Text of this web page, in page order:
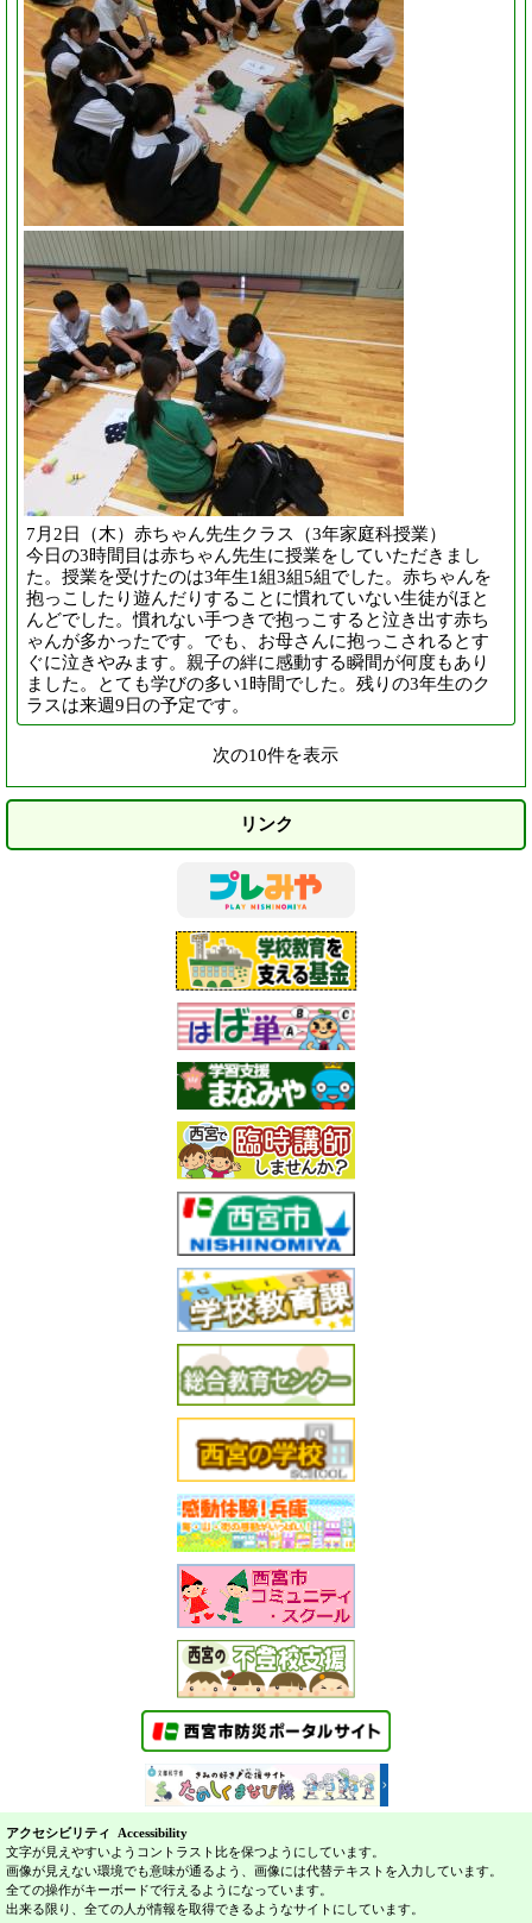
7月2日（木）赤ちゃん先生クラス（3年家庭科授業）
今日の3時間目は赤ちゃん先生に授業をしていただきまし
た。授業を受けたのは3年生1組3組5組でした。赤ちゃんを
抱っこしたり遊んだりすることに慣れていない生徒がほと
んどでした。慣れない手つきで抱っこすると泣き出す赤ち
ゃんが多かったです。でも、お母さんに抱っこされるとす
ぐに泣きやみます。親子の絆に感動する瞬間が何度もあり
ました。とても学びの多い1時間でした。残りの3年生のク
ラスは来週9日の予定です。
次の10件を表示
リンク
アクセシビリティ Accessibility
文字が見えやすいようコントラスト比を保つようにしています。
画像が見えない環境でも意味が通るよう、画像には代替テキストを入力しています。
全ての操作がキーボードで行えるようになっています。
出来る限り、全ての人が情報を取得できるようなサイトにしています。